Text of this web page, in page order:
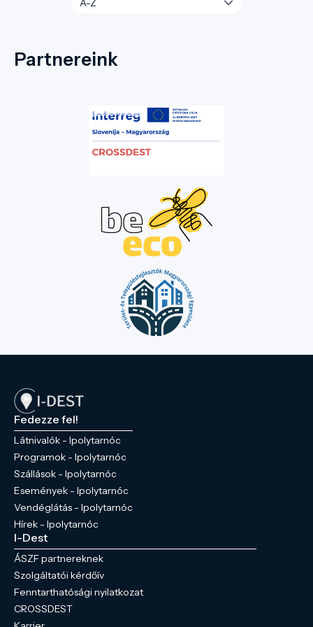
Partnereink
Fedezze fel!
Látnivalók - Ipolytarnóc
Programok - Ipolytarnóc
Szállások - Ipolytarnóc
Események - Ipolytarnóc
Vendéglátás - Ipolytarnóc
Hírek - Ipolytarnóc
I-Dest
ÁSZF partnereknek
Szolgáltatói kérdőív
Fenntarthatósági nyilatkozat
CROSSDEST